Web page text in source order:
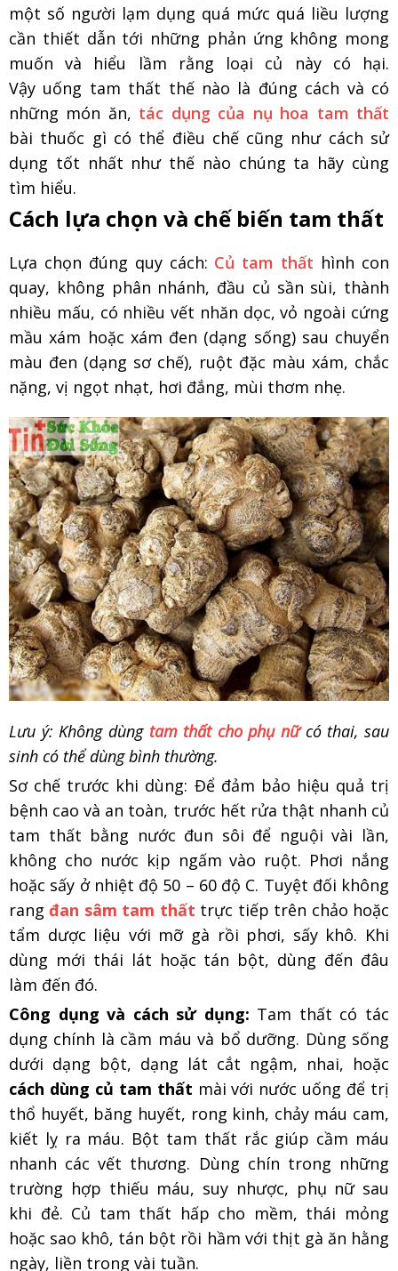
một số người lạm dụng quá mức quá liều lượng
cần thiết dẫn tới những phản ứng không mong
muốn và hiểu lầm rằng loại củ này có hại.
Vậy uống tam thất thế nào là đúng cách và có
những món ăn, tác dụng của nụ hoa tam thất
bài thuốc gì có thể điều chế cũng như cách sử
dụng tốt nhất như thế nào chúng ta hãy cùng
tìm hiểu.
Cách lựa chọn và chế biến tam thất
Lựa chọn đúng quy cách: Củ tam thất hình con
quay, không phân nhánh, đầu củ sần sùi, thành
nhiều mấu, có nhiều vết nhăn dọc, vỏ ngoài cứng
mầu xám hoặc xám đen (dạng sống) sau chuyển
màu đen (dạng sơ chế), ruột đặc màu xám, chắc
nặng, vị ngọt nhạt, hơi đắng, mùi thơm nhẹ.
Lưu ý: Không dùng tam thất cho phụ nữcó thai, sau
sinh có thể dùng bình thường.
Sơ chế trước khi dùng: Để đảm bảo hiệu quả trị
bệnh cao và an toàn, trước hết rửa thật nhanh củ
tam thất bằng nước đun sôi để nguội vài lần,
không cho nước kịp ngấm vào ruột. Phơi nắng
hoặc sấy ở nhiệt độ 50 – 60 độ C. Tuyệt đối không
rangđan sâm tam thất trực tiếp trên chảo hoặc
tẩm dược liệu với mỡ gà rồi phơi, sấy khô. Khi
dùng mới thái lát hoặc tán bột, dùng đến đâu
làm đến đó.
Công dụng và cách sử dụng: Tam thất có tác
dụng chính là cầm máu và bổ dưỡng. Dùng sống
dưới dạng bột, dạng lát cắt ngậm, nhai, hoặc
cách dùng củ tam thất mài với nước uống để trị
thổ huyết, băng huyết, rong kinh, chảy máu cam,
kiết lỵ ra máu. Bột tam thất rắc giúp cầm máu
nhanh các vết thương. Dùng chín trong những
trường hợp thiếu máu, suy nhược, phụ nữ sau
khi đẻ. Củ tam thất hấp cho mềm, thái mỏng
hoặc sao khô, tán bột rồi hầm với thịt gà ăn hằng
ngày, liền trong vài tuần.